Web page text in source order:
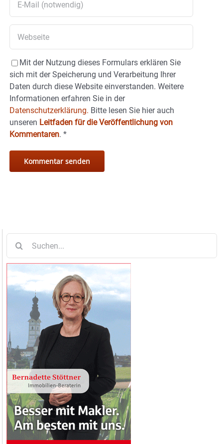
Mit der Nutzung dieses Formulars erklären Sie
sich mit der Speicherung und Verarbeitung Ihrer
Daten durch diese Website einverstanden. Weitere
Informationen erfahren Sie in der
Datenschutzerklärung. Bitte lesen Sie hier auch
unseren Leitfaden für die Veröffentlichung von
Kommentaren. *
nach: